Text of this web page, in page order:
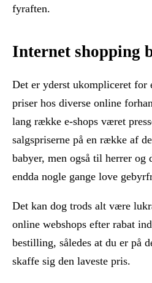
fyraften.
Internet shopping
Det er yderst ukompliceret for
priser hos diverse online
lang række e-shops været
salgspriserne på en række af
babyer, men også til herrer og
endda nogle gange love
Det kan dog trods alt være
online webshops efter rabat
bestilling, således at du er på
skaffe sig den laveste pris.